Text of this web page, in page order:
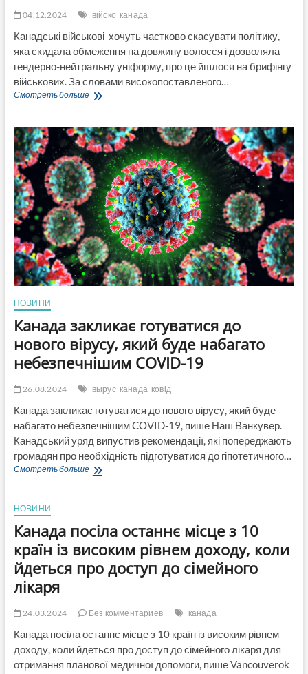
04.12.2024 війско канада
Канадські військові хочуть частково скасувати політику,
яка скидала обмеження на довжину волосся і дозволяла
гендерно-нейтральну уніформу, про це йшлося на брифінгу
військових. За словами високопоставленого…
Смотреть большеКанадські
«частково
скасувати
політику,
яка
скидала
обмеження
на
довжину
волосся
і
дозволяла
гендерно-
нейтральну
НОВИНИ
Канада закликає готуватися до
нового вірусу, який буде набагато
небезпечнішим COVID-19
26.08.2024 вырус канада ковід
Канада закликає готуватися до нового вірусу, який буде
набагато небезпечнішим COVID-19, пише Наш Ванкувер.
Канадський уряд випустив рекомендації, які попереджають
громадян про необхідність підготуватися до гіпотетичного…
Смотреть большеКанада
вірусу,
буде
набагато
небезпечнішим
НОВИНИ
Канада посіла останнє місце з 10
країн із високим рівнем доходу, коли
йдеться про доступ до сімейного
лікаря
24.03.2024 Без комментариев канада
Канада посіла останнє місце з 10 країн із високим рівнем
доходу, коли йдеться про доступ до сімейного лікаря для
отримання планової медичної допомоги, пише Vancouverok